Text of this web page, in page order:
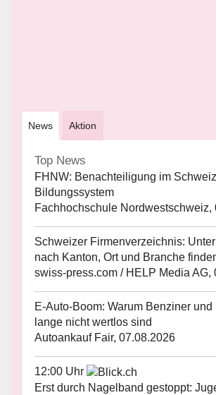
News Aktion
Top News
FHNW: Benachteiligung im
Bildungssystem
Fachhochschule Nordwestschweiz,
Schweizer Firmenverzeichnis:
nach Kanton, Ort und Branche
swiss-press.com / HELP Media AG,
E-Auto-Boom: Warum Benziner
lange nicht wertlos sind
Autoankauf Fair, 07.08.2026
12:00 Uhr
Erst durch Nagelband gestoppt: